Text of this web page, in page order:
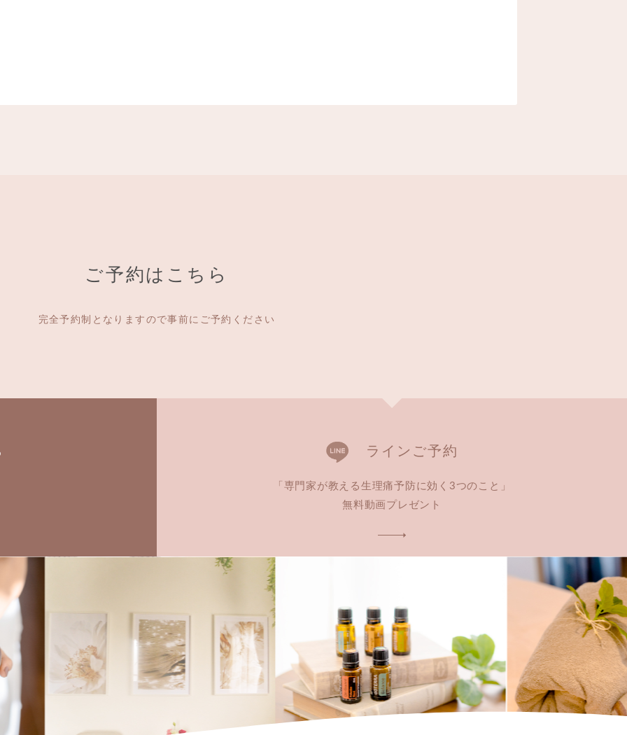
ご予約はこちら
完全予約制となりますので事前にご予約ください
ラインご予約
「専門家が教える生理痛予防に効く3つのこと」
無料動画プレゼント